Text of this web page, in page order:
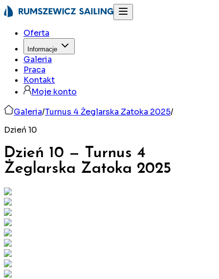
Oferta
Informacje
Galeria
Praca
Kontakt
Moje konto
Galeria/Turnus 4 Żeglarska Zatoka 2025/
Dzień 10
Dzień 10 —
Turnus 4
Żeglarska Zatoka 2025